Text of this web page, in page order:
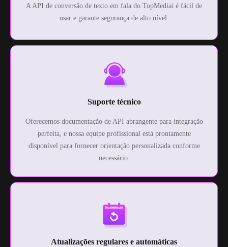
A API de conversão de texto em fala do TopMediai é fácil de
usar e garante segurança de alto nível.
Suporte técnico
Oferecemos documentação de API abrangente para integração
perfeita, e nossa equipe profissional está prontamente
disponível para fornecer orientação personalizada conforme
necessário.
Atualizações regulares e automáticas